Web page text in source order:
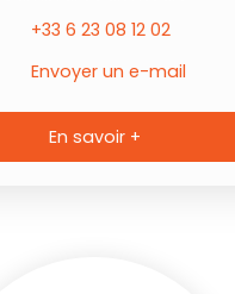
+33 6 23 08 12 02
Envoyer un e-mail
En savoir +